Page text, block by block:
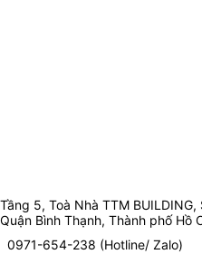
Tầng 5, Toà Nhà TTM
Quận Bình Thạnh, Thành phố Hồ
0971-654-238 (Hotline/ Zalo)